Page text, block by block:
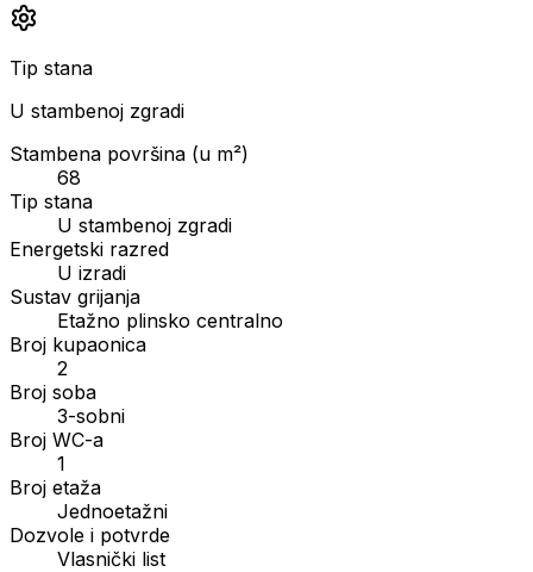
Tip stana
U stambenoj zgradi
Stambena površina (u m²)
68
Tip stana
U stambenoj zgradi
Energetski razred
U izradi
Sustav grijanja
Etažno plinsko centralno
Broj kupaonica
2
Broj soba
3-sobni
Broj WC-a
1
Broj etaža
Jednoetažni
Dozvole i potvrde
Vlasnički list